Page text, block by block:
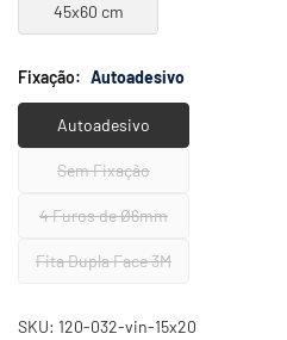
45x60 cm
Fixação: Autoadesivo
Autoadesivo
Sem Fixação
4 Furos de Ø6mm
Fita Dupla Face 3M
SKU: 120-032-vin-15x20